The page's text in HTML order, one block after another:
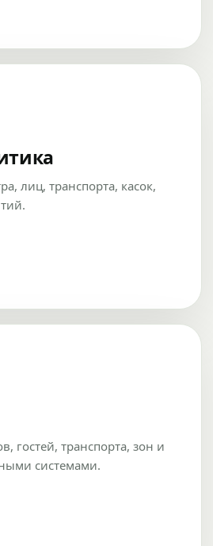
лиц, транспорта, касок,
гостей, транспорта, зон и
системами.